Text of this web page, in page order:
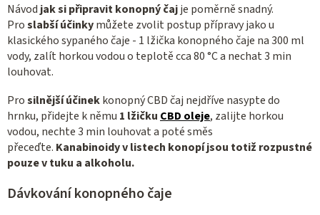
Návod jak si připravit konopný čajje poměrně snadný.
Proslabší účinkymůžete zvolit postup přípravy jako u
klasického sypaného čaje - 1 lžička konopného čaje na 300 ml
vody, zalít horkou vodou o teplotě cca 80 °C a nechat 3 min
louhovat.
Prosilnější účinekkonopný CBD čaj nejdříve nasypte do
hrnku, přidejte k němu 1 lžičku CBD oleje, zalijte horkou
vodou, nechte 3 min louhovat a poté směs
přeceďte. Kanabinoidy v listech konopí jsou totiž rozpustné
pouze v tuku a alkoholu.
Dávkování konopného čaje